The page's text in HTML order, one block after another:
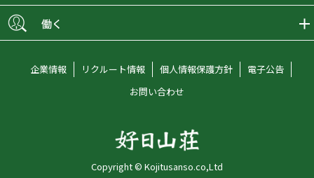
ショップブログ
会員募集
グラビティリサーチ
オンラインコンシェルジュ
働く
アルバイト採用情報
企業情報 リクルート情報 個人情報保護方針
電子公告
お問い合わせ
Copyright © Kojitusanso.co,Ltd